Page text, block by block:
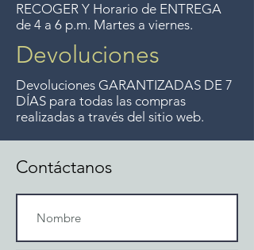
RECOGER Y Horario de ENTREGA
de 4 a 6 p.m. Martes a viernes.
Devoluciones
Devoluciones GARANTIZADAS DE 7
DÍAS para todas las compras
realizadas a través del sitio web.
Contáctanos